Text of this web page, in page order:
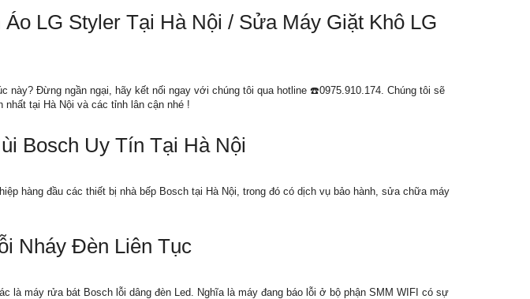
LG Styler Tại Hà Nội / Sửa Máy Giặt Khô LG
này? Đừng ngần ngại, hãy kết nối ngay với chúng tôi qua hotline ☎️0975.910.174. Chúng tôi sẽ
tại Hà Nội và các tỉnh lân cận nhé !
Bosch Uy Tín Tại Hà Nội
hàng đầu các thiết bị nhà bếp Bosch tại Hà Nội, trong đó có dịch vụ bảo hành, sửa chữa máy
Nháy Đèn Liên Tục
là máy rửa bát Bosch lỗi dâng đèn Led. Nghĩa là máy đang báo lỗi ở bộ phận SMM WIFI có sự